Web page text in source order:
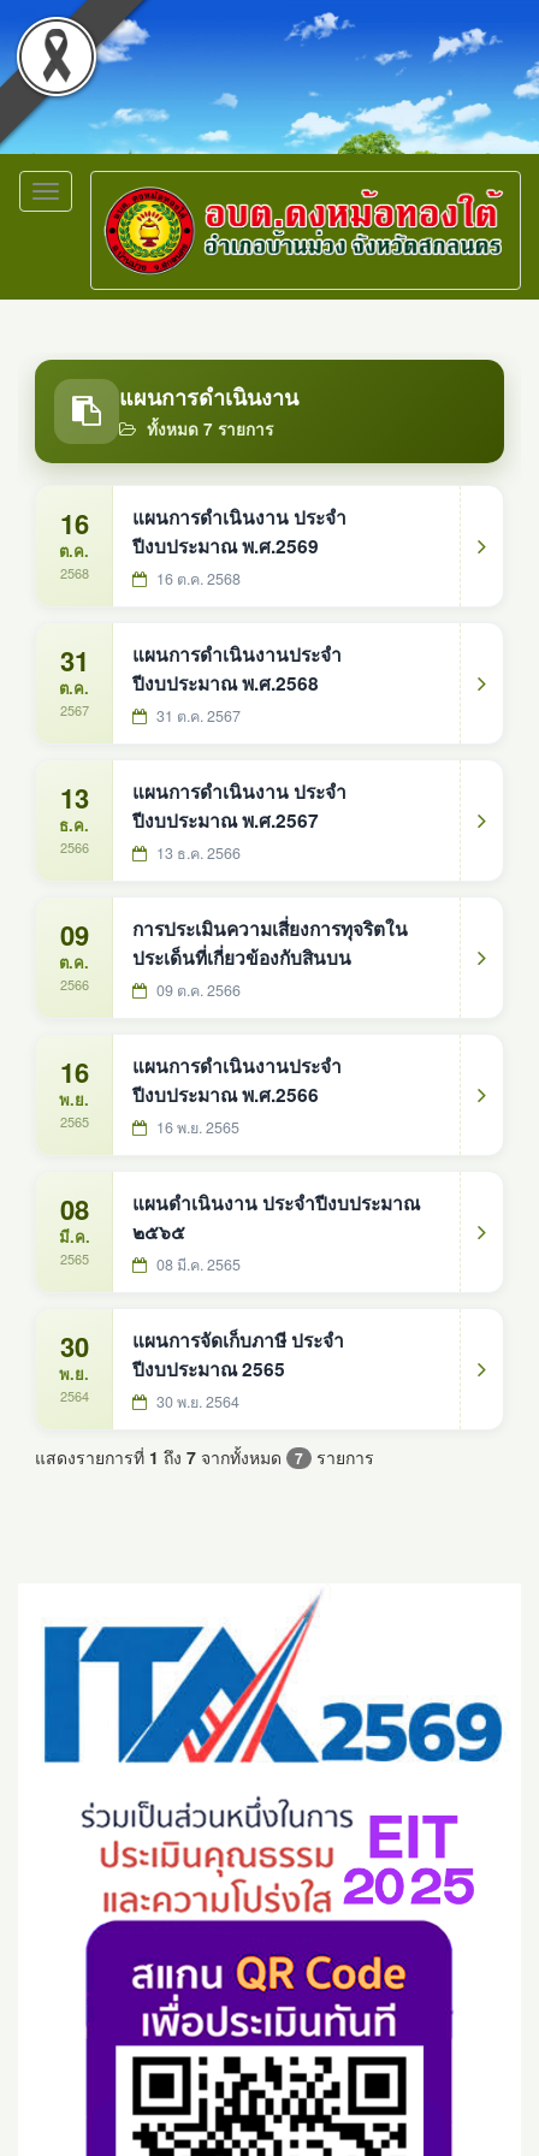
Toggle
navigation
แผนการดำเนินงาน
ทั้งหมด 7 รายการ
16
ต.ค.
2568
แผนการดำเนินงาน ประจำ
ปีงบประมาณ พ.ศ.2569
16 ต.ค. 2568
31
ต.ค.
2567
แผนการดำเนินงานประจำ
ปีงบประมาณ พ.ศ.2568
31 ต.ค. 2567
13
ธ.ค.
2566
แผนการดำเนินงาน ประจำ
ปีงบประมาณ พ.ศ.2567
13 ธ.ค. 2566
09
ต.ค.
2566
การประเมินความเสี่ยงการทุจริตใน
ประเด็นที่เกี่ยวข้องกับสินบน
09 ต.ค. 2566
16
พ.ย.
2565
แผนการดำเนินงานประจำ
ปีงบประมาณ พ.ศ.2566
16 พ.ย. 2565
08
มี.ค.
2565
แผนดำเนินงาน ประจำปีงบประมาณ
๒๕๖๕
08 มี.ค. 2565
30
พ.ย.
2564
แผนการจัดเก็บภาษี ประจำ
ปีงบประมาณ 2565
30 พ.ย. 2564
แสดงรายการที่ 1 ถึง 7 จากทั้งหมด 7 รายการ